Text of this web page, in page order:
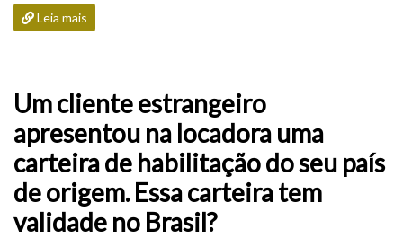
Leia mais
Um cliente estrangeiro
apresentou na locadora uma
carteira de habilitação do seu país
de origem. Essa carteira tem
validade no Brasil?